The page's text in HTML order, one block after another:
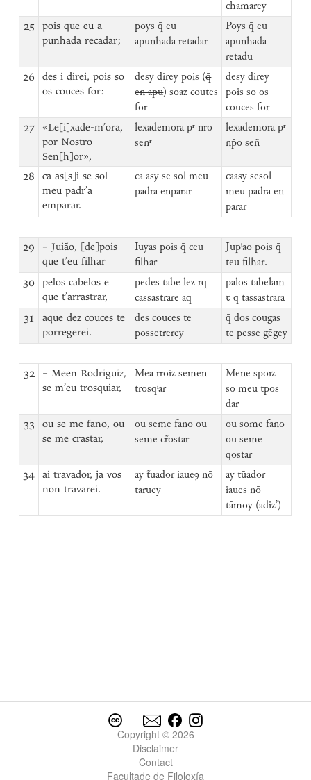
chamarey
25
pois que eu a
punhada recadar;
poys q̄ eu
apunhada retadar
Poys q̄ eu
apunhada
retadu
26
des i direi, pois so
os couces for:
desy direy pois (q̄
en apu) soaz coutes
for
desy direy
pois so os
couces for
27
«Le[i]xade-m’ora,
por Nostro
Sen[h]or»,
lexademora pʳ nr̄o
senʳ
lexademora pʳ
np̄o señ
28
ca as[s]i se sol
meu padr’a
emparar.
ca asy se sol meu
padra enparar
caasy sesol
meu padra en
parar
29
– Juião, [de]pois
que t’eu filhar
Iuyas pois q̄ ceu
filhar
Jupⁱao pois q̄
teu filhar.
30
pelos cabelos e
que t’arrastrar,
pedes tabe lez rq̄
cassastrare aq̄
palos tabelam
ꞇ q̄ tassastrara
31
aque dez couces te
porregerei.
des couces te
possetrerey
q̄ dos cougas
te pesse gēgey
32
– Meen Rodriguiz,
se m’eu trosquiar,
Mēa rrōiz semen
trōsqⁱar
Mene spoīz
so meu tpōs
dar
33
ou se me fano, ou
se me crastar,
ou seme fano ou
seme cr̃ostar
ou some fano
ou seme
q̄ostar
34
ai travador, ja vos
non travarei.
ay t̃uador iaueꝯ nō
taruey
ay tūador
iaues nō
tāmoy (adiz’)
Copyright © 2026
Disclaimer
Contact
Facultade de Filoloxía